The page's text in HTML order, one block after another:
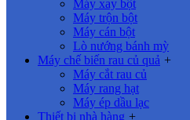
Máy xay bột
Máy trộn bột
Máy cán bột
Lò nướng bánh mỳ
Máy chế biến rau củ quả +
Máy cắt rau củ
Máy rang hạt
Máy ép dầu lạc
Thiết bị nhà hàng +